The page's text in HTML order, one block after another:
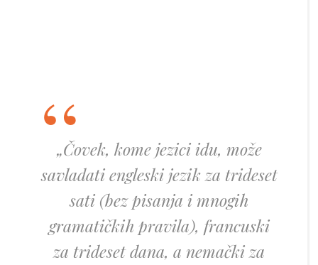
„Čovek, kome jezici idu, može
savladati engleski jezik za trideset
sati (bez pisanja i mnogih
gramatičkih pravila), francuski
za trideset dana, a nemački za